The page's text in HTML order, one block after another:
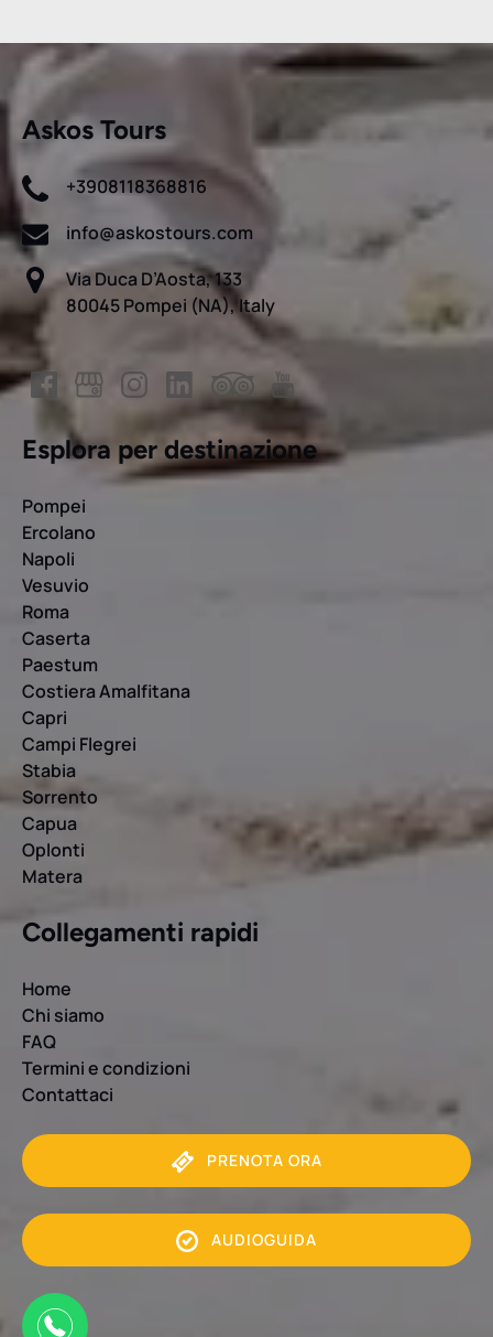
Askos Tours
+3908118368816
info@askostours.com
Via Duca D’Aosta, 133
80045 Pompei (NA), Italy
Esplora per destinazione
Pompei
Ercolano
Napoli
Vesuvio
Roma
Caserta
Paestum
Costiera Amalfitana
Capri
Campi Flegrei
Stabia
Sorrento
Capua
Oplonti
Matera
Collegamenti rapidi
Home
Chi siamo
FAQ
Termini e condizioni
Contattaci
PRENOTA ORA
AUDIOGUIDA
O